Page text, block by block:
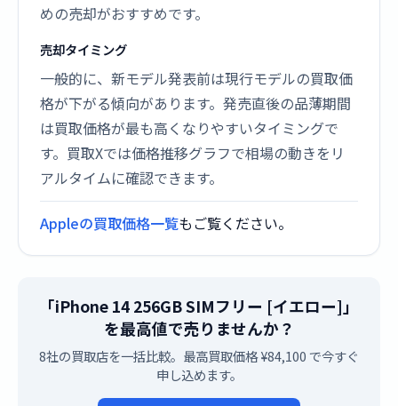
めの売却がおすすめです。
売却タイミング
一般的に、新モデル発表前は現行モデルの買取価
格が下がる傾向があります。発売直後の品薄期間
は買取価格が最も高くなりやすいタイミングで
す。買取Xでは価格推移グラフで相場の動きをリ
アルタイムに確認できます。
Appleの買取価格一覧もご覧ください。
「iPhone 14 256GB SIMフリー [イエロー]」
を最高値で売りませんか？
8社の買取店を一括比較。最高買取価格 ¥84,100 で今すぐ
申し込めます。